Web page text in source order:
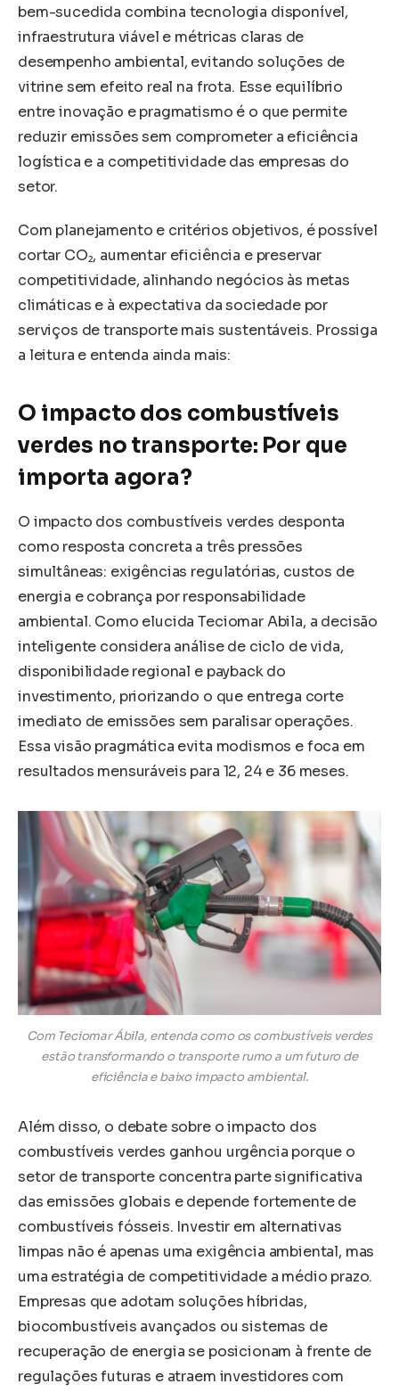
bem-sucedida combina tecnologia disponível,
infraestrutura viável e métricas claras de
desempenho ambiental, evitando soluções de
vitrine sem efeito real na frota. Esse equilíbrio
entre inovação e pragmatismo é o que permite
reduzir emissões sem comprometer a eficiência
logística e a competitividade das empresas do
setor.
Com planejamento e critérios objetivos, é possível
cortar CO₂, aumentar eficiência e preservar
competitividade, alinhando negócios às metas
climáticas e à expectativa da sociedade por
serviços de transporte mais sustentáveis. Prossiga
a leitura e entenda ainda mais:
O impacto dos combustíveis
verdes no transporte: Por que
importa agora?
O impacto dos combustíveis verdes desponta
como resposta concreta a três pressões
simultâneas: exigências regulatórias, custos de
energia e cobrança por responsabilidade
ambiental. Como elucida Teciomar Abila, a decisão
inteligente considera análise de ciclo de vida,
disponibilidade regional e payback do
investimento, priorizando o que entrega corte
imediato de emissões sem paralisar operações.
Essa visão pragmática evita modismos e foca em
resultados mensuráveis para 12, 24 e 36 meses.
Com Teciomar Ábila, entenda como os combustíveis verdes
estão transformando o transporte rumo a um futuro de
eficiência e baixo impacto ambiental.
Além disso, o debate sobre o impacto dos
combustíveis verdes ganhou urgência porque o
setor de transporte concentra parte significativa
das emissões globais e depende fortemente de
combustíveis fósseis. Investir em alternativas
limpas não é apenas uma exigência ambiental, mas
uma estratégia de competitividade a médio prazo.
Empresas que adotam soluções híbridas,
biocombustíveis avançados ou sistemas de
recuperação de energia se posicionam à frente de
regulações futuras e atraem investidores com